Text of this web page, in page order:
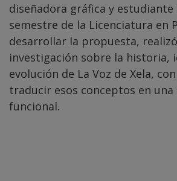
diseñadora gráfica y estudiante
semestre de la Licenciatura en
desarrollar la propuesta,
investigación sobre la historia,
evolución de La Voz de Xela,
traducir esos conceptos en una
funcional.